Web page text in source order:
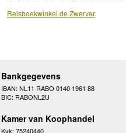
Reisboekwinkel de Zwerver
Bankgegevens
IBAN: NL11 RABO 0140 1961 88
BIC: RABONL2U
Kamer van Koophandel
Kvk: 75240440